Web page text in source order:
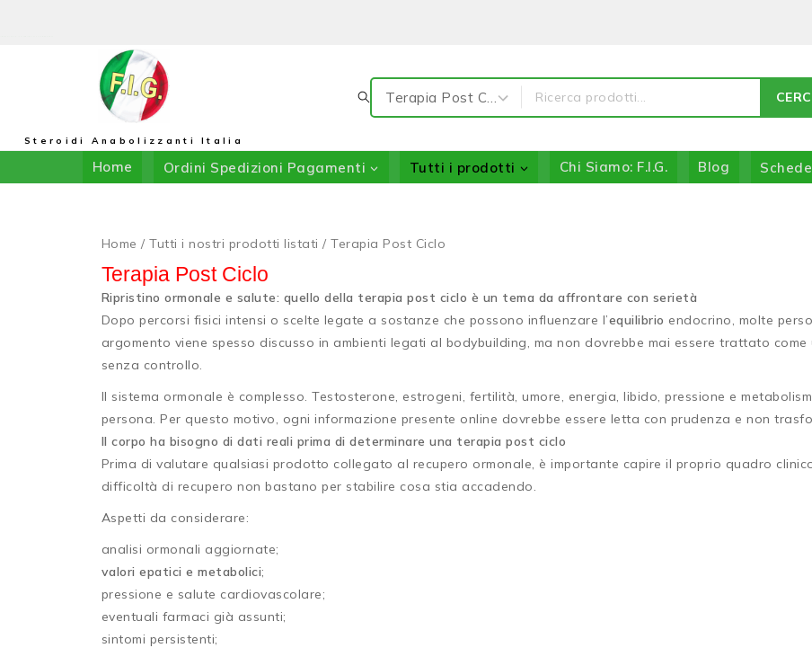
Steroidi Anabolizzanti Italia
Home Ordini Spedizioni Pagamenti Tutti i prodotti Chi Siamo: F.I.G. Blog
Home / Tutti i nostri prodotti listati / Terapia Post Ciclo
Terapia Post Ciclo
Ripristino ormonale e salute: quello della terapia post ciclo è un tema da affrontare con serietà
Dopo percorsi fisici intensi o scelte legate a sostanze che possono influenzare l’equilibrio endocrino, molte
argomento viene spesso discusso in ambienti legati al bodybuilding, ma non dovrebbe mai essere trattato
senza controllo.
Il sistema ormonale è complesso. Testosterone, estrogeni, fertilità, umore, energia, libido, pressione e
persona. Per questo motivo, ogni informazione presente online dovrebbe essere letta con prudenza e non
Il corpo ha bisogno di dati reali prima di determinare una terapia post ciclo
Prima di valutare qualsiasi prodotto collegato al recupero ormonale, è importante capire il proprio quadro
difficoltà di recupero non bastano per stabilire cosa stia accadendo.
Aspetti da considerare:
analisi ormonali aggiornate;
valori epatici e metabolici;
pressione e salute cardiovascolare;
eventuali farmaci già assunti;
sintomi persistenti;